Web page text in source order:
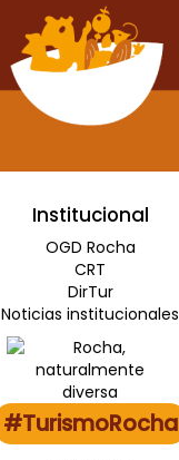
Institucional
OGD Rocha
CRT
DirTur
Noticias institucionales
#TurismoRocha